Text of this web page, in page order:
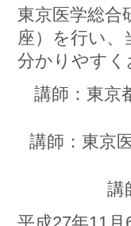
東京医学総合
座）を行い、
分かりやす
講師：東京
講師：東京
講